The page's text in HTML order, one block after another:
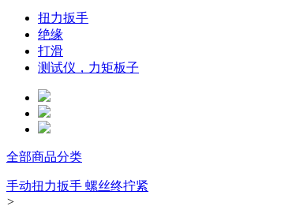
扭力扳手
绝缘
打滑
测试仪，力矩板子
全部商品分类
手动扭力扳手 螺丝终拧紧
>